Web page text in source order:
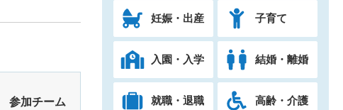
参加チーム
妊娠・出産 子育て
入園・入学 結婚・離婚
就職・退職 高齢・介護